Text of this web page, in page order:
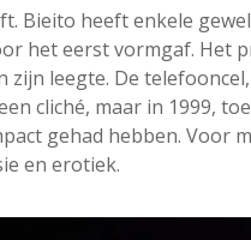
Bieito heeft enkele
het eerst vormgaf. Het
leegte. De telefooncel,
cliché, maar in 1999,
gehad hebben. Voor
en erotiek.